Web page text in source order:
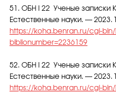
51. ОБН I 22 Ученые записки
Естественные науки. — 2023.
https://koha.benran.ru/cgi-
biblionumber=2236159
52. ОБН I 22 Ученые записки
Естественные науки. — 2023.
https://koha.benran.ru/cgi-